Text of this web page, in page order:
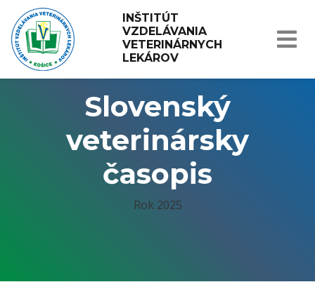
INŠTITÚT
VZDELÁVANIA
VETERINÁRNYCH
LEKÁROV
Slovenský
veterinársky
časopis
Rok 2025